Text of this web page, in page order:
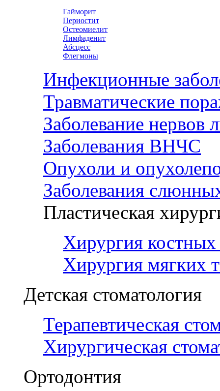
Гайморит
Периостит
Остеомиелит
Лимфаденит
Абсцесс
Флегмоны
Инфекционные
Травматические
Заболевание нервов
Заболевания ВНЧС
Опухоли и
Заболевания
Пластическая
Хирургия костных
Хирургия мягких
Детская стоматология
Терапевтическая
Хирургическая
Ортодонтия